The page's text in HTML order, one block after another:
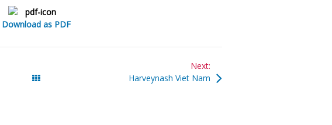
Download as PDF
Next:
Harveynash Viet Nam